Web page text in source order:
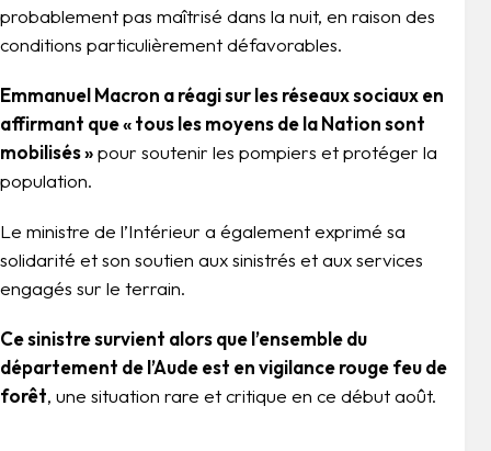
probablement pas maîtrisé dans la nuit, en raison des
conditions particulièrement défavorables.
Emmanuel Macron a réagi sur les réseaux sociaux en
affirmant que « tous les moyens de la Nation sont
mobilisés »pour soutenir les pompiers et protéger la
population.
Le ministre de l’Intérieur a également exprimé sa
solidarité et son soutien aux sinistrés et aux services
engagés sur le terrain.
Ce sinistre survient alors que l’ensemble du
département de l’Aude est en vigilance rouge feu de
forêt, une situation rare et critique en ce début août.